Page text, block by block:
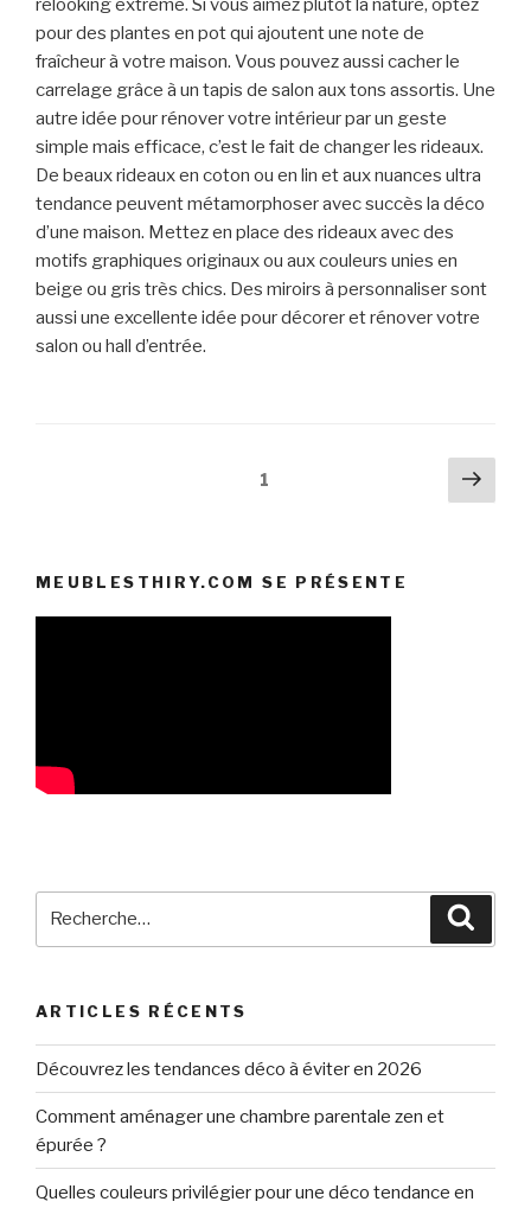
relooking extrême. Si vous aimez plutôt la nature, optez
pour des plantes en pot qui ajoutent une note de
fraîcheur à votre maison. Vous pouvez aussi cacher le
carrelage grâce à un tapis de salon aux tons assortis. Une
autre idée pour rénover votre intérieur par un geste
simple mais efficace, c’est le fait de changer les rideaux.
De beaux rideaux en coton ou en lin et aux nuances ultra
tendance peuvent métamorphoser avec succès la déco
d’une maison. Mettez en place des rideaux avec des
motifs graphiques originaux ou aux couleurs unies en
beige ou gris très chics. Des miroirs à personnaliser sont
aussi une excellente idée pour décorer et rénover votre
salon ou hall d’entrée.
1
MEUBLESTHIRY.COM SE PRÉSENTE
ARTICLES RÉCENTS
Découvrez les tendances déco à éviter en 2026
Comment aménager une chambre parentale zen et
épurée ?
Quelles couleurs privilégier pour une déco tendance en